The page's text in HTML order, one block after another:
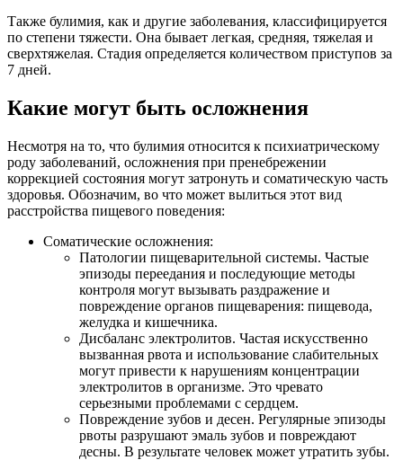
Также булимия, как и другие заболевания, классифицируется
по степени тяжести. Она бывает легкая, средняя, тяжелая и
сверхтяжелая. Стадия определяется количеством приступов за
7 дней.
Какие могут быть осложнения
Несмотря на то, что булимия относится к психиатрическому
роду заболеваний, осложнения при пренебрежении
коррекцией состояния могут затронуть и соматическую часть
здоровья. Обозначим, во что может вылиться этот вид
расстройства пищевого поведения:
Соматические осложнения:
Патологии пищеварительной системы. Частые
эпизоды переедания и последующие методы
контроля могут вызывать раздражение и
повреждение органов пищеварения: пищевода,
желудка и кишечника.
Дисбаланс электролитов. Частая искусственно
вызванная рвота и использование слабительных
могут привести к нарушениям концентрации
электролитов в организме. Это чревато
серьезными проблемами с сердцем.
Повреждение зубов и десен. Регулярные эпизоды
рвоты разрушают эмаль зубов и повреждают
десны. В результате человек может утратить зубы.